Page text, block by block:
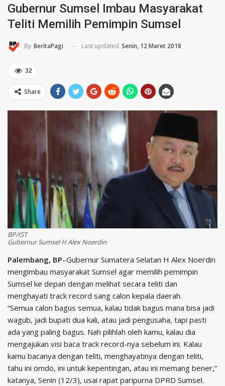
Gubernur Sumsel Imbau Masyarakat
Teliti Memilih Pemimpin Sumsel
By BeritaPagi Last updated Senin, 12 Maret 2018
32
Share
BP/IST
Gubernur Sumsel H Alex Noerdin
Palembang, BP–Gubernur Sumatera Selatan H Alex Noerdin
mengimbau masyarakat Sumsel agar memilih pemimpin
Sumsel ke depan dengan melihat secara teliti dan
menghayati track record sang calon kepala daerah.
“Semua calon bagus semua, kalau tidak bagus mana bisa jadi
wagub, jadi bupati dua kali, atau jadi pengusaha, tapi pasti
ada yang paling bagus. Nah pilihlah oleh kamu, kalau dia
mengajukan visi baca track record-nya sebelum ini. Kalau
kamu bacanya dengan teliti, menghayatinya dengan teliti,
tahu ini omdo, ini untuk kepentingan, atau ini memang bener,”
katanya, Senin (12/3), usai rapat paripurna DPRD Sumsel.